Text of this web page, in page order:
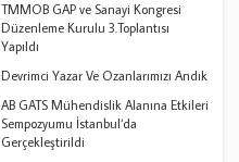
TMMOB GAP ve Sanayi Kongresi
Düzenleme Kurulu 3.Toplantısı
Yapıldı
Devrimci Yazar Ve Ozanlarımızı Andık
AB GATS Mühendislik Alanına Etkileri
Sempozyumu İstanbul‘da
Gerçekleştirildi